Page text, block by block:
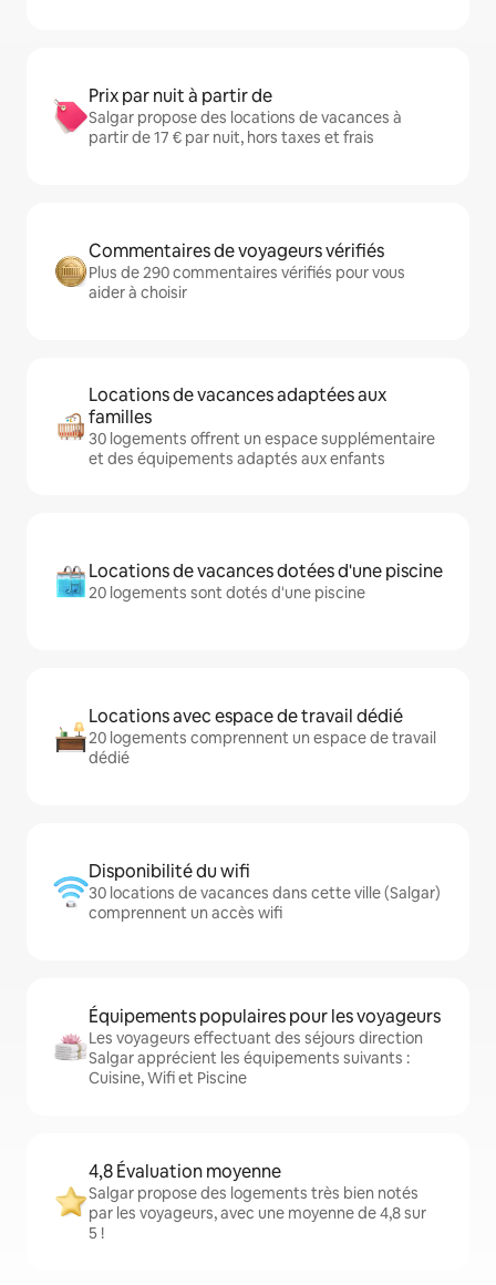
Prix par nuit à partir de
Salgar propose des locations de vacances à
partir de 17 € par nuit, hors taxes et frais
Commentaires de voyageurs vérifiés
Plus de 290 commentaires vérifiés pour vous
aider à choisir
Locations de vacances adaptées aux
familles
30 logements offrent un espace supplémentaire
et des équipements adaptés aux enfants
Locations de vacances dotées d'une piscine
20 logements sont dotés d'une piscine
Locations avec espace de travail dédié
20 logements comprennent un espace de travail
dédié
Disponibilité du wifi
30 locations de vacances dans cette ville (Salgar)
comprennent un accès wifi
Équipements populaires pour les voyageurs
Les voyageurs effectuant des séjours direction
Salgar apprécient les équipements suivants :
Cuisine, Wifi et Piscine
4,8 Évaluation moyenne
Salgar propose des logements très bien notés
par les voyageurs, avec une moyenne de 4,8 sur
5 !